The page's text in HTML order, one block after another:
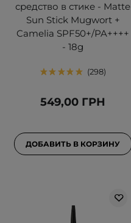
средство в стике - Matte
Sun Stick Mugwort +
Camelia SPF50+/PA++++
- 18g
298
549,00 ГРН
ДОБАВИТЬ В КОРЗИНУ